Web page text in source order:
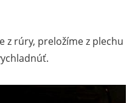
z rúry, preložíme z plechu